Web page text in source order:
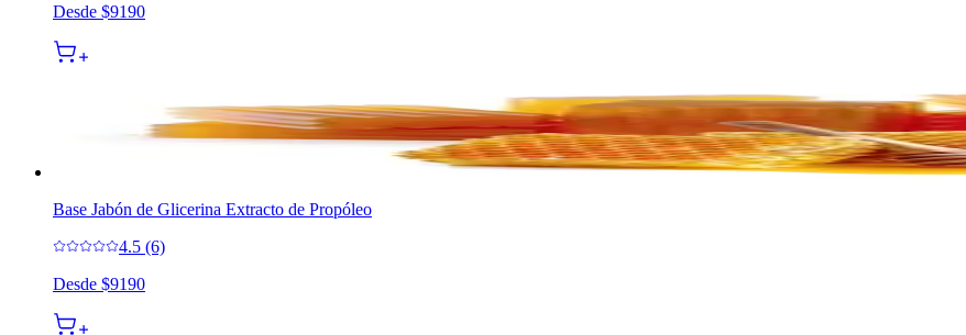
Desde $9190
Base Jabón de Glicerina Extracto de Propóleo
4.5 (6)
Desde $9190